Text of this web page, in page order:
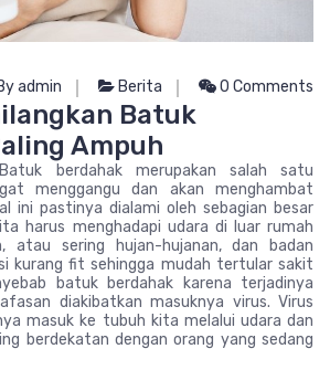
admin Berita 0 Comments
Batuk
Ampuh
berdahak merupakan salah satu
menggangu dan akan menghambat
ini pastinya dialami oleh sebagian besar
harus menghadapi udara di luar rumah
atau sering hujan-hujanan, dan badan
kurang fit sehingga mudah tertular sakit
batuk berdahak karena terjadinya
diakibatkan masuknya virus. Virus
masuk ke tubuh kita melalui udara dan
berdekatan dengan orang yang sedang